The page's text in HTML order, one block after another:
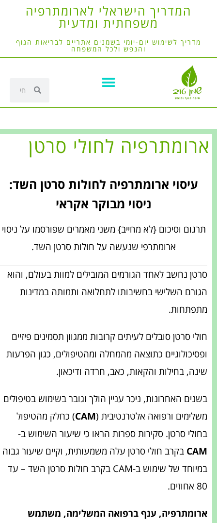
המדריך הישראלי לארומתרפיה
משפחתית ומדעית
מדריך לשימוש יום-יומי בשמנים אתריים לבריאות הגוף
והנפש ולכל המשפחה
ארומתרפיה לחולי סרטן
עיסוי ארומתרפיה לחולות סרטן השד:
ניסוי מבוקר אקראי
תרגום וסיכום {לא מחייב} משני מאמרים שפורסמו על ניסוי
ארומתרפי שנעשה על חולות סרטן השד.
סרטן נחשב לאחד הגורמים המובילים למוות בעולם, והוא
הגורם השלישי בחשיבותו לתחלואה ותמותה במדינות
מתפתחות.
חולי סרטן סובלים לעיתים קרובות ממגוון תסמינים פיזיים
ופסיכולוגיים כתוצאה מהמחלה ומהטיפולים, כגון הפרעות
שינה, בחילות והקאות, כאב, חרדה ודיכאון.
בשנים האחרונות, ניכר עניין הולך וגובר בשימוש בטיפולים
משלימים ורפואה אלטרנטיבית ( CAM) כחלק מהטיפול
בחולי סרטן. סקירות ספרות הראו כי שיעור השימוש ב-
CAMבקרב חולי סרטן עלה משמעותית, וקיים שיעור גבוה
במיוחד של שימוש ב-CAM בקרב חולות סרטן השד – עד
80 אחוזים.
ארומתרפיה, ענף ברפואה המשלימה, משתמש